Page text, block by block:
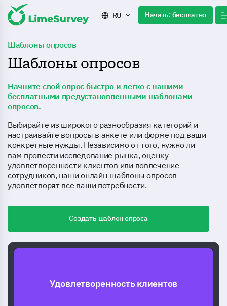
RU Начать: бесплатно
Шаблоны опросов
Шаблоны опросов
Начните свой опрос быстро и легко с нашими
бесплатными предустановленными шаблонами
опросов.
Выбирайте из широкого разнообразия категорий и
настраивайте вопросы в анкете или форме под ваши
конкретные нужды. Независимо от того, нужно ли
вам провести исследование рынка, оценку
удовлетворенности клиентов или вовлечение
сотрудников, наши онлайн-шаблоны опросов
удовлетворят все ваши потребности.
Создать шаблон опроса
Удовлетворенность клиентов